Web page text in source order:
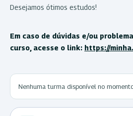
Desejamos ótimos estudos!
Em caso de dúvidas e/ou
curso, acesse o link: https://
Nenhuma turma disponível no